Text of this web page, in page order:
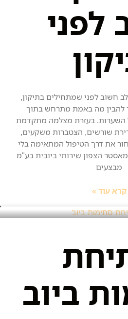
לפני
חשוב לפני שמתחילים בתיקון,
מה באמת מתרחש בתוך
השערות. בעזרת מצלמה מתקדמת
שורשים, הצטברות משקעים,
את דרך הטיפול המתאימה בלי
הצפון שירותי ביובית בע"מ
מבצעים
קרא עוד »
ביוב